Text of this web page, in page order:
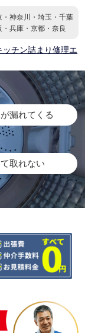
・神奈川・埼玉・千葉
・兵庫・京都・奈良
ッチン詰まり修理エ
漏れてくる
取れない